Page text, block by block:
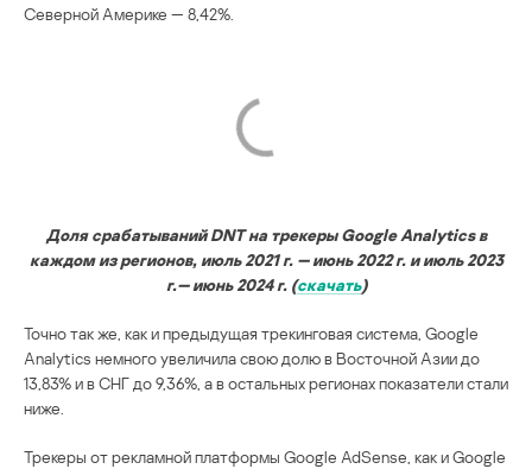
Северной Америке — 8,42%.
Доля срабатываний DNT на трекеры Google Analytics в
каждом из регионов, июль 2021 г. — июнь 2022 г. и июль 2023
г.— июнь 2024 г. (скачать)
Точно так же, как и предыдущая трекинговая система, Google
Analytics немного увеличила свою долю в Восточной Азии до
13,83% и в СНГ до 9,36%, а в остальных регионах показатели стали
ниже.
Трекеры от рекламной платформы Google AdSense, как и Google